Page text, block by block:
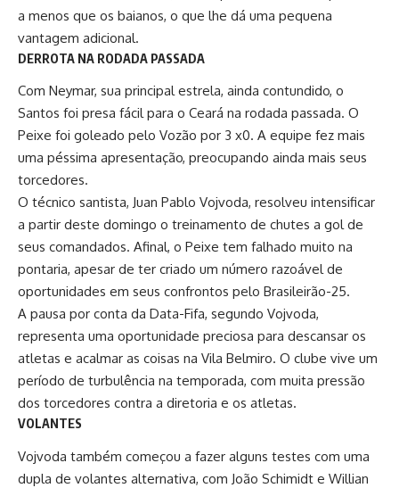
a menos que os baianos, o que lhe dá uma pequena
vantagem adicional.
DERROTA NA RODADA PASSADA
Com Neymar, sua principal estrela, ainda contundido, o
Santos foi presa fácil para o Ceará na rodada passada. O
Peixe foi goleado pelo Vozão por 3 x0. A equipe fez mais
uma péssima apresentação, preocupando ainda mais seus
torcedores.
O técnico santista, Juan Pablo Vojvoda, resolveu intensificar
a partir deste domingo o treinamento de chutes a gol de
seus comandados. Afinal, o Peixe tem falhado muito na
pontaria, apesar de ter criado um número razoável de
oportunidades em seus confrontos pelo Brasileirão-25.
A pausa por conta da Data-Fifa, segundo Vojvoda,
representa uma oportunidade preciosa para descansar os
atletas e acalmar as coisas na Vila Belmiro. O clube vive um
período de turbulência na temporada, com muita pressão
dos torcedores contra a diretoria e os atletas.
VOLANTES
Vojvoda também começou a fazer alguns testes com uma
dupla de volantes alternativa, com João Schimidt e Willian